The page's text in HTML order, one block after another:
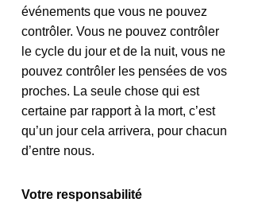
événements que vous ne pouvez
contrôler. Vous ne pouvez contrôler
le cycle du jour et de la nuit, vous ne
pouvez contrôler les pensées de vos
proches. La seule chose qui est
certaine par rapport à la mort, c’est
qu’un jour cela arrivera, pour chacun
d’entre nous.
Votre responsabilité